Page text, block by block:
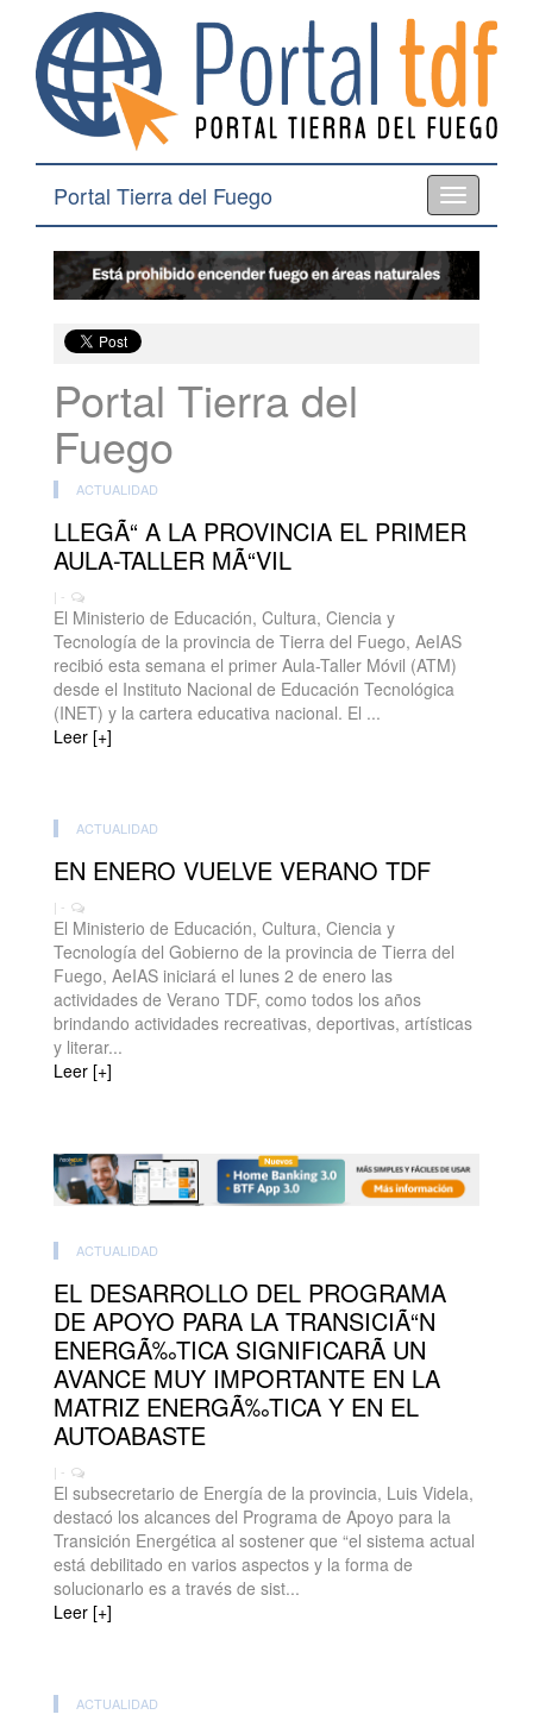
Toggle
navigation
Portal Tierra del Fuego
Portal Tierra del
Fuego
ACTUALIDAD
LLEGÃ“ A LA PROVINCIA EL PRIMER
AULA-TALLER MÃ“VIL
| -
El Ministerio de Educación, Cultura, Ciencia y
Tecnología de la provincia de Tierra del Fuego, AeIAS
recibió esta semana el primer Aula-Taller Móvil (ATM)
desde el Instituto Nacional de Educación Tecnológica
(INET) y la cartera educativa nacional. El ...
Leer [+]
ACTUALIDAD
EN ENERO VUELVE VERANO TDF
| -
El Ministerio de Educación, Cultura, Ciencia y
Tecnología del Gobierno de la provincia de Tierra del
Fuego, AeIAS iniciará el lunes 2 de enero las
actividades de Verano TDF, como todos los años
brindando actividades recreativas, deportivas, artísticas
y literar...
Leer [+]
ACTUALIDAD
EL DESARROLLO DEL PROGRAMA
DE APOYO PARA LA TRANSICIÃ“N
ENERGÃ‰TICA SIGNIFICARÃ UN
AVANCE MUY IMPORTANTE EN LA
MATRIZ ENERGÃ‰TICA Y EN EL
AUTOABASTE
| -
El subsecretario de Energía de la provincia, Luis Videla,
destacó los alcances del Programa de Apoyo para la
Transición Energética al sostener que “el sistema actual
está debilitado en varios aspectos y la forma de
solucionarlo es a través de sist...
Leer [+]
ACTUALIDAD